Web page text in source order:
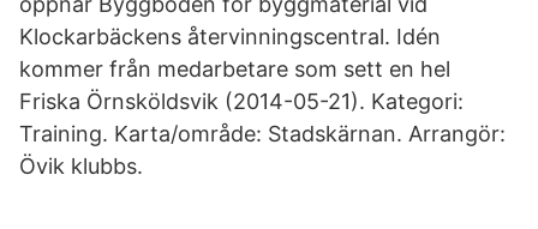
Klockarbäckens återvinningscentral. Idén
kommer från medarbetare som sett en hel
Friska Örnsköldsvik (2014-05-21). Kategori:
Training. Karta/område: Stadskärnan. Arrangör:
Övik klubbs.